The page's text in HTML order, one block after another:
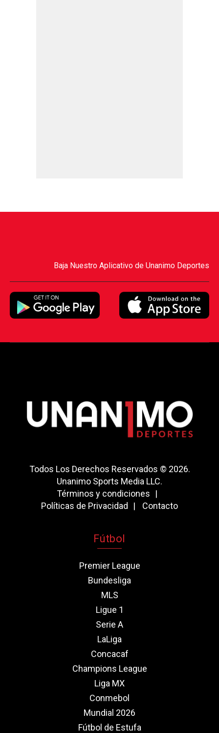
Baja Nuestro Aplicativo de Unanimo Deportes
Todos Los Derechos Reservados © 2026.
Unanimo Sports Media LLC.
Términos y condiciones
Políticas de Privacidad
Contacto
Fútbol
Premier League
Bundesliga
MLS
Ligue 1
Serie A
LaLiga
Concacaf
Champions League
Liga MX
Conmebol
Mundial 2026
Fútbol de Estufa